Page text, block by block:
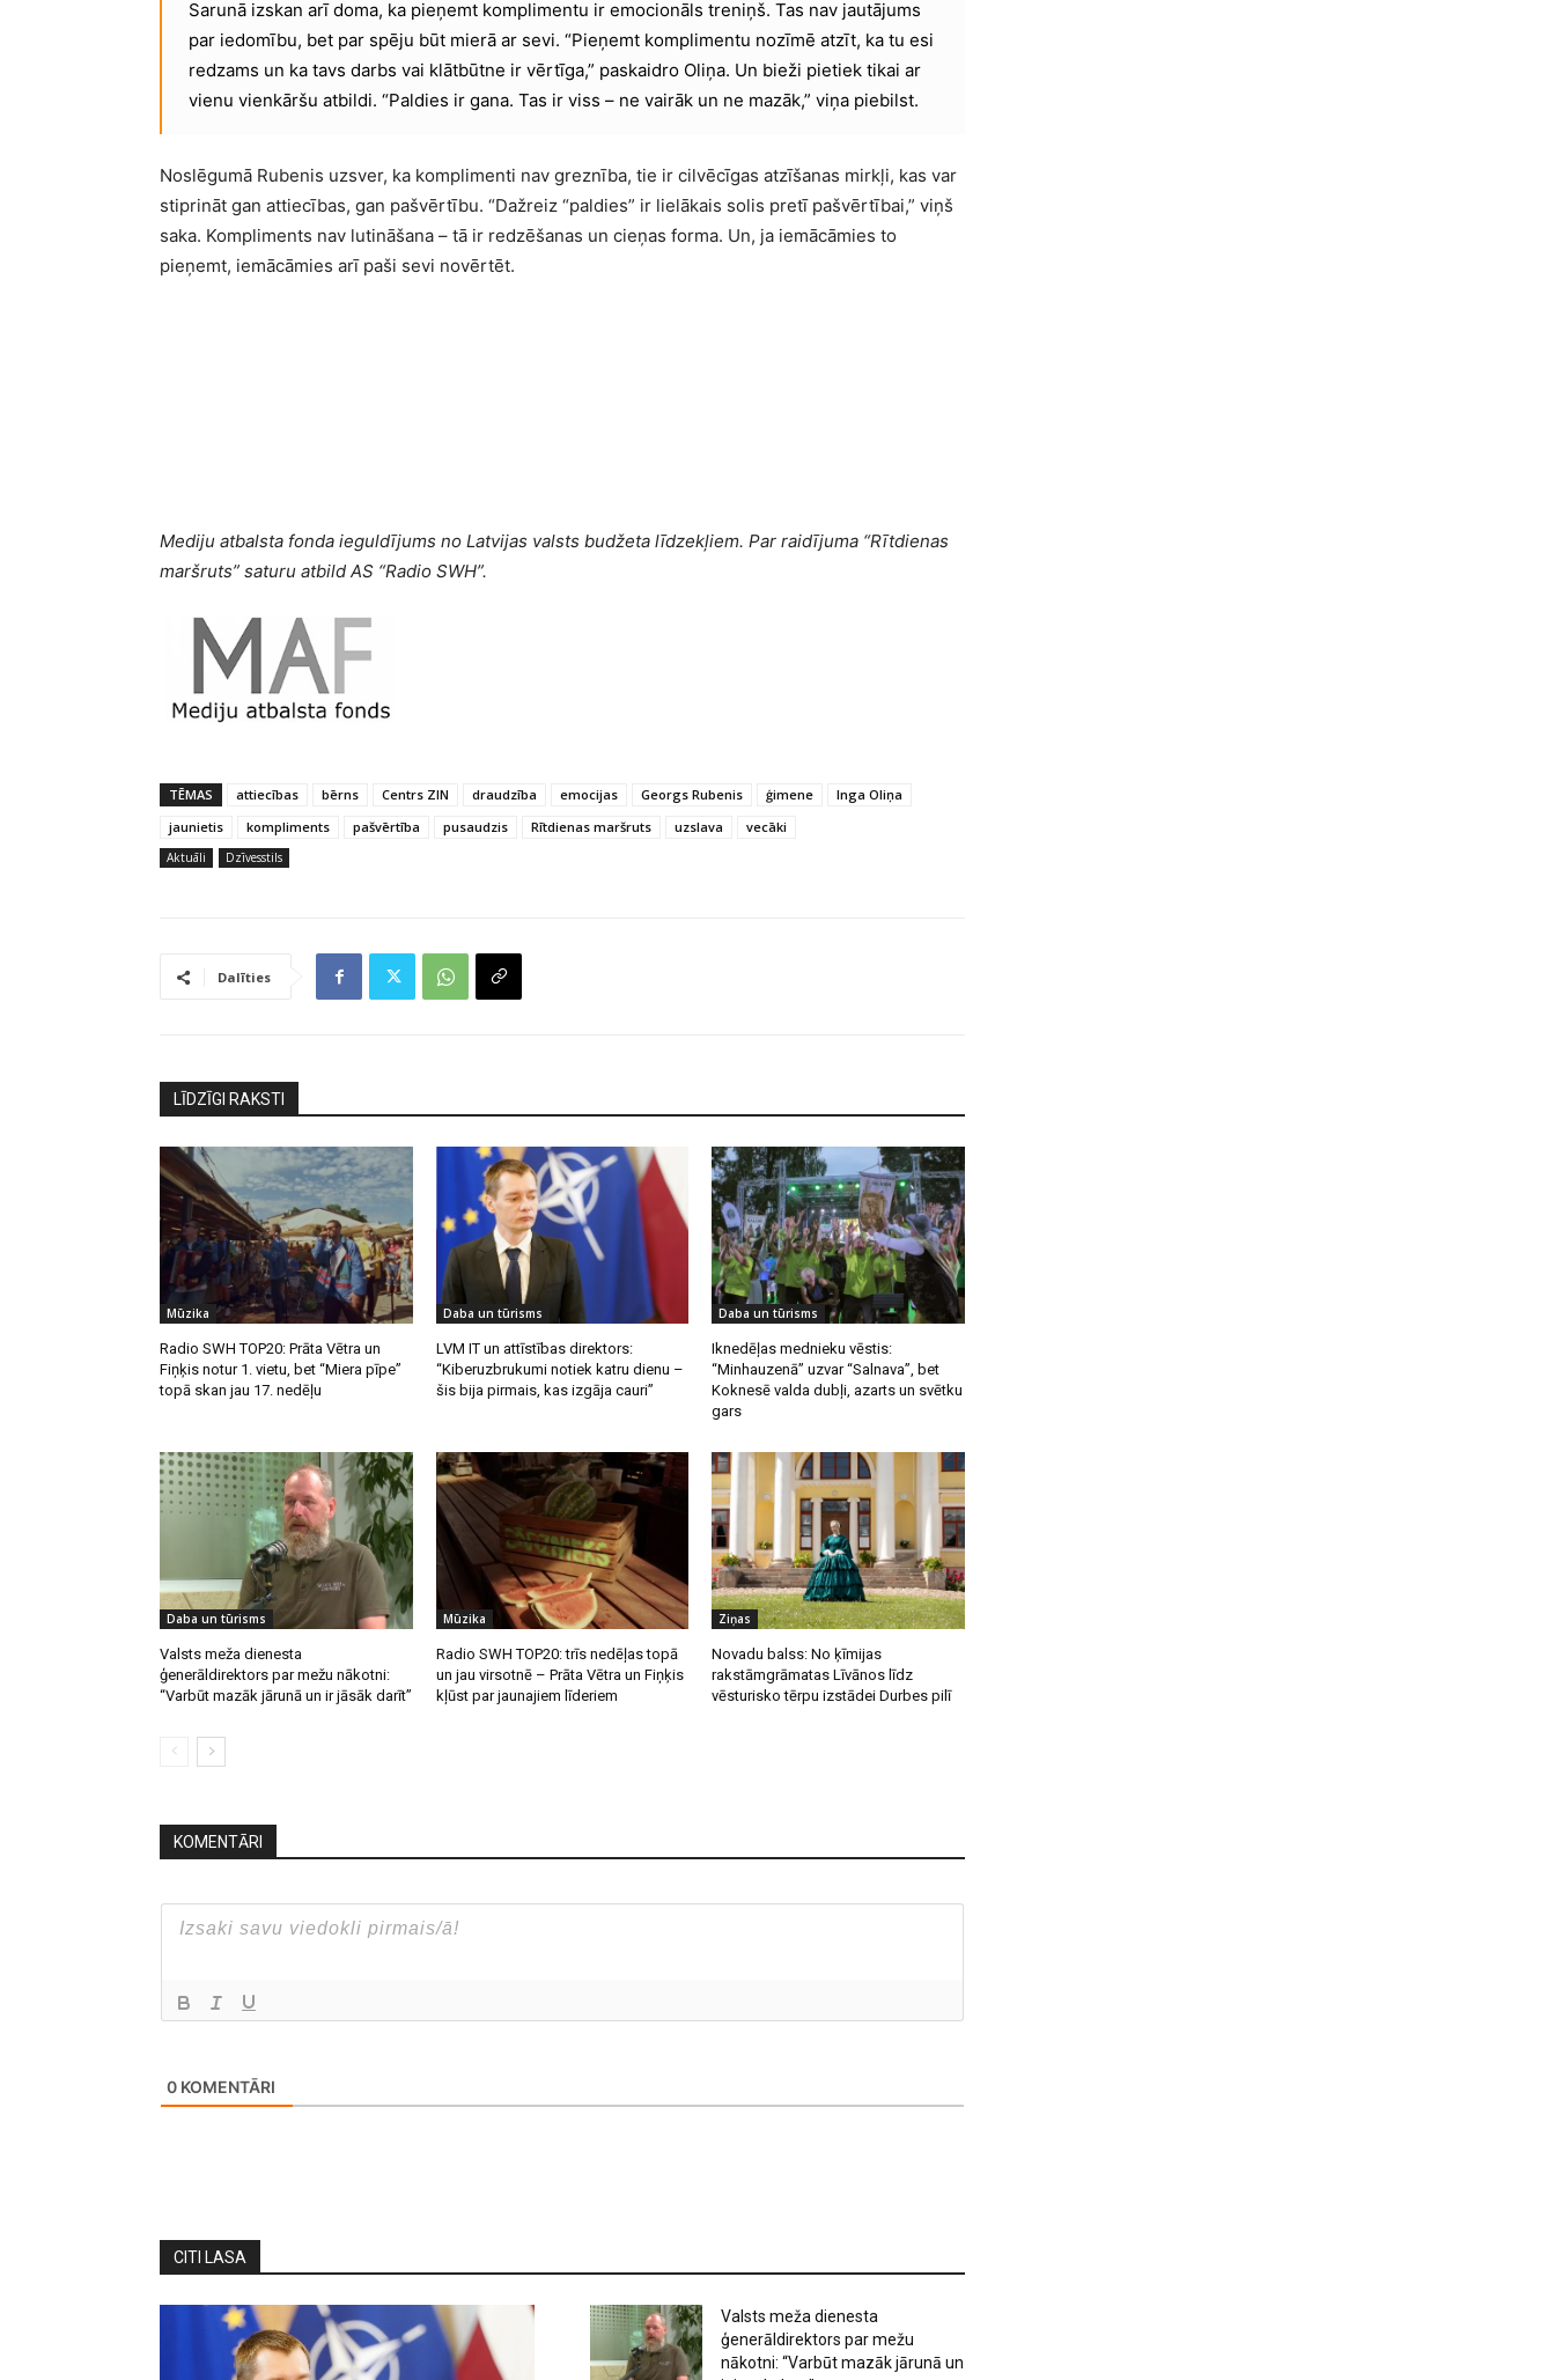
Sarunā izskan arī doma, ka pieņemt komplimentu ir emocionāls treniņš. Tas nav jautājums
par iedomību, bet par spēju būt mierā ar sevi. “Pieņemt komplimentu nozīmē atzīt, ka tu esi
redzams un ka tavs darbs vai klātbūtne ir vērtīga,” paskaidro Oliņa. Un bieži pietiek tikai ar
vienu vienkāršu atbildi. “Paldies ir gana. Tas ir viss – ne vairāk un ne mazāk,” viņa piebilst.
Noslēgumā Rubenis uzsver, ka komplimenti nav greznība, tie ir cilvēcīgas atzīšanas mirkļi, kas var
stiprināt gan attiecības, gan pašvērtību. “Dažreiz “paldies” ir lielākais solis pretī pašvērtībai,” viņš
saka. Kompliments nav lutināšana – tā ir redzēšanas un cieņas forma. Un, ja iemācāmies to
pieņemt, iemācāmies arī paši sevi novērtēt.
Mediju atbalsta fonda ieguldījums no Latvijas valsts budžeta līdzekļiem. Par raidījuma “Rītdienas
maršruts” saturu atbild AS “Radio SWH”.
TĒMAS attiecības bērns Centrs ZIN draudzība emocijas Georgs Rubenis ģimene
Inga Oliņa
jaunietis
kompliments pašvērtība pusaudzis Rītdienas maršruts uzslava vecāki
Aktuāli Dzīvesstils
Dalīties
LĪDZĪGI RAKSTI
Mūzika
Radio SWH TOP20: Prāta Vētra un
Fiņķis notur 1. vietu, bet “Miera pīpe”
topā skan jau 17. nedēļu
Daba un tūrisms
LVM IT un attīstības direktors:
“Kiberuzbrukumi notiek katru dienu –
šis bija pirmais, kas izgāja cauri”
Daba un tūrisms
Iknedēļas mednieku vēstis:
“Minhauzenā” uzvar “Salnava”, bet
Koknesē valda dubļi, azarts un svētku
gars
Daba un tūrisms
Valsts meža dienesta
ģenerāldirektors par mežu nākotni:
“Varbūt mazāk jārunā un ir jāsāk darīt”
Mūzika
Radio SWH TOP20: trīs nedēļas topā
un jau virsotnē – Prāta Vētra un Fiņķis
kļūst par jaunajiem līderiem
Ziņas
Novadu balss: No ķīmijas
rakstāmgrāmatas Līvānos līdz
vēsturisko tērpu izstādei Durbes pilī
KOMENTĀRI
0 KOMENTĀRI
CITI LASA
Valsts meža dienesta
ģenerāldirektors par mežu
nākotni: “Varbūt mazāk jārunā un